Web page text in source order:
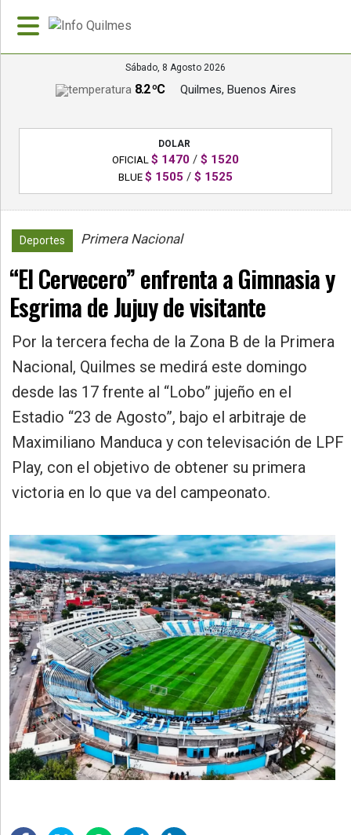
»
Policiales
»
Política
Provincia
Salud
Cultura
»
Gestión
»
Sociedad
Sábado, 8 Agosto 2026
8.2 ºC Quilmes, Buenos Aires
DOLAR
OFICIAL $ 1470 / $ 1520
BLUE $ 1505 / $ 1525
Deportes Primera Nacional
“El Cervecero” enfrenta a Gimnasia y
Esgrima de Jujuy de visitante
Por la tercera fecha de la Zona B de la Primera
Nacional, Quilmes se medirá este domingo
desde las 17 frente al “Lobo” jujeño en el
Estadio “23 de Agosto”, bajo el arbitraje de
Maximiliano Manduca y con televisación de LPF
Play, con el objetivo de obtener su primera
victoria en lo que va del campeonato.